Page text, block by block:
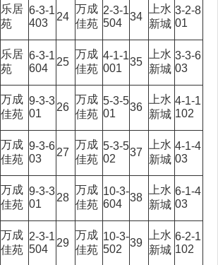
乐居
苑
6-3-1
403
24
万成
佳苑
2-3-1
504
34
上水
新城
3-2-8
01
乐居
苑
6-3-1
604
25
万成
佳苑
4-1-1
001
35
上水
新城
3-3-6
03
万成
佳苑
9-3-3
01
26
万成
佳苑
5-3-5
01
36
上水
新城
4-1-1
102
万成
佳苑
9-3-6
03
27
万成
佳苑
5-3-5
02
37
上水
新城
4-1-4
03
万成
佳苑
9-3-3
01
28
万成
佳苑
10-3-
604
38
上水
新城
6-1-4
03
万成
佳苑
2-3-1
504
29
万成
佳苑
10-3-
502
39
上水
新城
6-2-1
102